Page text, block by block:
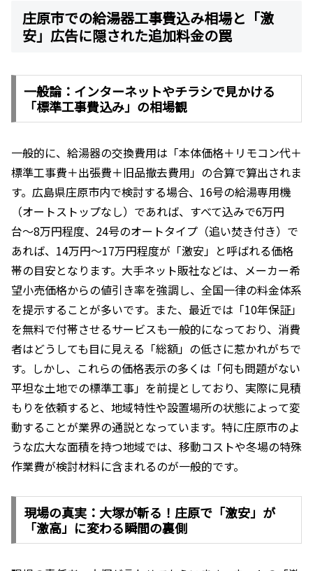
庄原市での給湯器工事費込み相場と「激
安」広告に隠された追加料金の罠
一般論：インターネットやチラシで見かける
「標準工事費込み」の相場観
一般的に、給湯器の交換費用は「本体価格＋リモコン代＋
標準工事費＋出張費＋旧品撤去費用」の合算で算出されま
す。広島県庄原市内で検討する場合、16号の給湯専用機
（オートストップなし）であれば、すべて込みで6万円
台〜8万円程度、24号のオートタイプ（追い焚き付き）で
あれば、14万円〜17万円程度が「激安」と呼ばれる価格
帯の目安となります。大手ネット販社などは、メーカー希
望小売価格からの値引き率を強調し、全国一律の料金体系
を提示することが多いです。また、最近では「10年保証」
を無料で付帯させるサービスも一般的になっており、消費
者はどうしても目に見える「総額」の低さに惹かれがちで
す。しかし、これらの価格表示の多くは「何も問題がない
平坦な土地での標準工事」を前提としており、実際に見積
もりを依頼すると、地域特性や設置場所の状態によって変
動することが業界の通説となっています。特に庄原市のよ
うな広大な面積を持つ地域では、移動コストや冬場の特殊
作業費が検討材料に含まれるのが一般的です。
現場の真実：大塚が斬る！庄原で「激安」が
「激高」に変わる瞬間の裏側